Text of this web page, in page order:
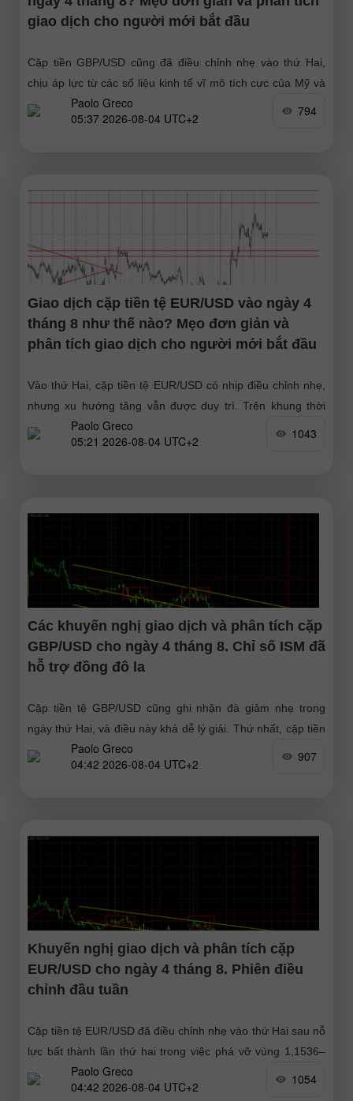
giao dịch cho người mới bắt đầu
Cặp tiền GBP/USD cũng đã điều chỉnh nhẹ vào thứ Hai,
chịu áp lực từ các số liệu kinh tế vĩ mô tích cực của Mỹ và
nhu cầu điềuPaolo Greco
05:37 2026-08-04 UTC+2
794
Giao dịch cặp tiền tệ EUR/USD vào ngày 4
tháng 8 như thế nào? Mẹo đơn giản và
phân tích giao dịch cho người mới bắt đầu
Vào thứ Hai, cặp tiền tệ EUR/USD có nhịp điều chỉnh nhẹ,
nhưng xu hướng tăng vẫn được duy trì. Trên khung thời
gian H1, có thể thấy
Paolo Greco
05:21 2026-08-04 UTC+2
1043
Các khuyến nghị giao dịch và phân tích cặp
GBP/USD cho ngày 4 tháng 8. Chỉ số ISM đã
hỗ trợ đồng đô la
Cặp tiền tệ GBP/USD cũng ghi nhận đà giảm nhẹ trong
ngày thứ Hai, và điều này khá dễ lý giải. Thứ nhất, cặp tiền
đã tăng trưởng mạnh
Paolo Greco
04:42 2026-08-04 UTC+2
907
Khuyến nghị giao dịch và phân tích cặp
EUR/USD cho ngày 4 tháng 8. Phiên điều
chỉnh đầu tuần
Cặp tiền tệ EUR/USD đã điều chỉnh nhẹ vào thứ Hai sau nỗ
lực bất thành lần thứ hai trong việc phá vỡ vùng 1,1536–
1,1542. Tuần trước, đồng tiền châu
Paolo Greco
04:42 2026-08-04 UTC+2
1054